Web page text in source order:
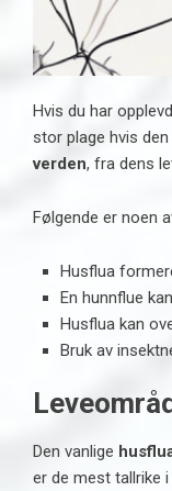
Hvis du har
stor plage hvis
verden, fra dens
Følgende er noen
Husflua
En hunnflue
Husflua kan
Bruk av
Den vanlige
er de mest tallrike